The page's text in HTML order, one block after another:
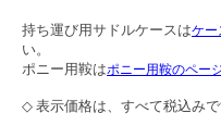
持ち運び用サドルケースはケー
い。
ポニー用鞍はポニー用鞍のペー
◇ 表示価格は、すべて税込み